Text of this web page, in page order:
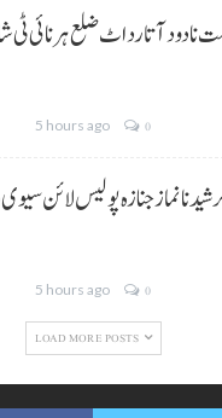
14 اگست نا دود آتا رد اٹ ضلع
5 hours ago 0
نا نماز جنازہ پولیس لائن
5 hours ago 0
LOAD MORE POSTS